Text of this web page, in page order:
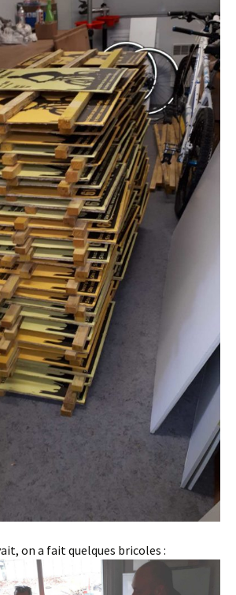
on a fait quelques bricoles :